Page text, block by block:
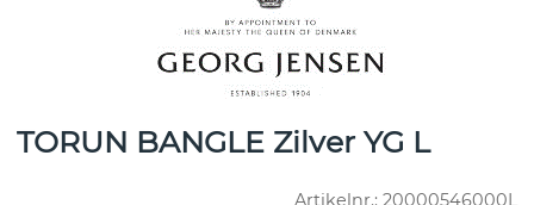
TORUN BANGLE Zilver YG L
Artikelnr.: 20000546000L